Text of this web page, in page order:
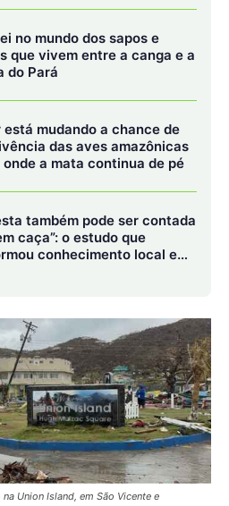
Union Island, em São Vicente e
e Ciclones Cada Vez
Meteorológica Mundial(OMM),
com atividades
Normalmente, a temporada
nomeadas, incluindo
furacões, desde o início da
Celeste Saulo, acredita que